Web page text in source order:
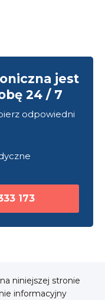
jest
24 / 7
odpowiedni
173
niniejszej stronie
informacyjny